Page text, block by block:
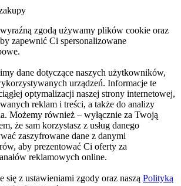
zgodą używamy plików cookie oraz
zapewnić Ci spersonalizowane
dane dotyczące naszych użytkowników,
urządzeń. Informacje te
optymalizacji naszej strony internetowej,
reklam i treści, a także do analizy
Możemy również – wyłącznie za Twoją
że sam korzystasz z usług danego
zaszyfrowane dane z danymi
aby prezentować Ci oferty za
reklamowych online.
się z ustawieniami zgody oraz naszą Polityką